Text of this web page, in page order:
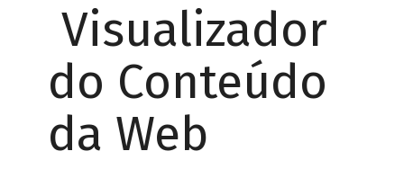
Visualizador
do Conteúdo
da Web